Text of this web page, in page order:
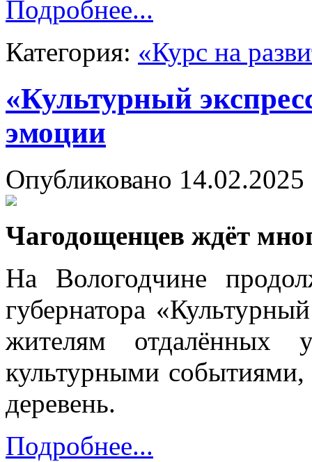
Подробнее...
Категория: «Курс на
«Культурный
эмоции
Опубликовано
Чагодощенцев ждёт
На Вологодчине
губернатора
жителям отдалённых
культурными
деревень.
Подробнее...